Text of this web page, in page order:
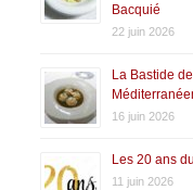
Bacquié
22 juin 2026
La Bastide
16 juin 2026
Les 20 ans
11 juin 2026